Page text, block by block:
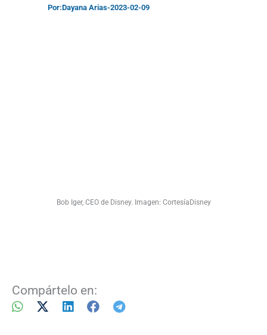
Por:Dayana Arias-2023-02-09
Bob Iger, CEO de Disney. Imagen: CortesíaDisney
Compártelo en: